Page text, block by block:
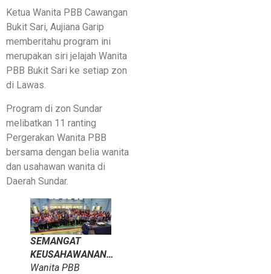
Ketua Wanita PBB Cawangan
Bukit Sari, Aujiana Garip
memberitahu program ini
merupakan siri jelajah Wanita
PBB Bukit Sari ke setiap zon
di Lawas.
Program di zon Sundar
melibatkan 11 ranting
Pergerakan Wanita PBB
bersama dengan belia wanita
dan usahawan wanita di
Daerah Sundar.
SEMANGAT
KEUSAHAWANAN…
Wanita PBB